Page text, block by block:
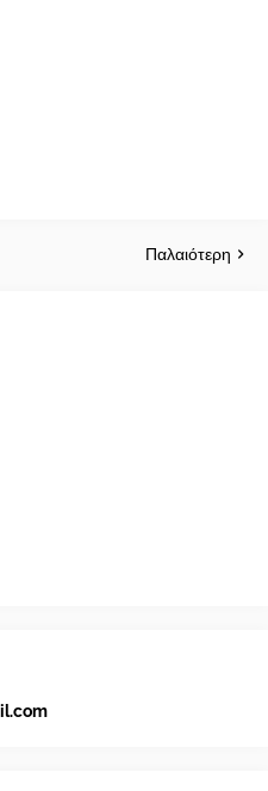
Παλαιότερη